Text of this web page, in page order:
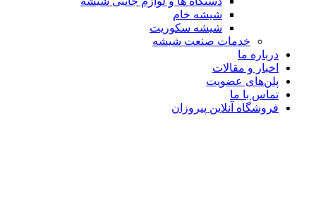
شیشه خام
شیشه سکوریت
خدمات صنعت شیشه
درباره ما
اخبار و مقالات
پلن‌های عضویت
تماس با ما
فروشگاه آنلاین پیروزان